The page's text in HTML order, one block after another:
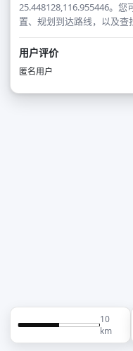
25.448128,116.955446。
置、规划到达路线，以及查
用户评价
匿名用户
10
km